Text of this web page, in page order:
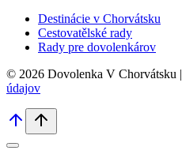
Destinácie v Chorvátsku
Cestovatělské rady
Rady pre dovolenkárov
© 2026 Dovolenka V Chorvátsku |
údajov